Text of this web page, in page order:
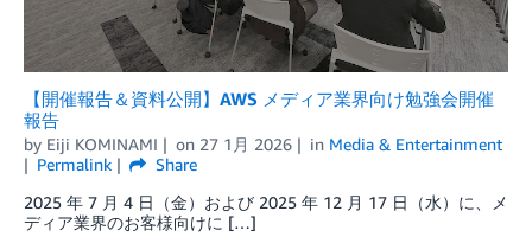
【開催報告＆資料公開】AWS メディア業界向け勉強会開催
報告
by Eiji KOMINAMI on 27 1月 2026 in Media & Entertainment
Permalink
Share
2025 年 7 月 4 日（金）および 2025 年 12 月 17 日（水）に、メ
ディア業界のお客様向けに […]